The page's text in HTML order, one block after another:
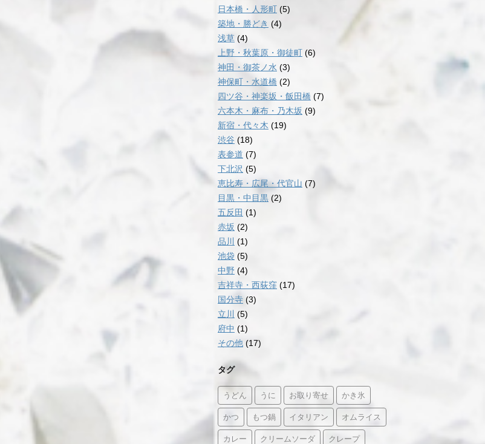
日本橋・人形町 (5)
築地・勝どき (4)
浅草 (4)
上野・秋葉原・御徒町 (6)
神田・御茶ノ水 (3)
神保町・水道橋 (2)
四ツ谷・神楽坂・飯田橋 (7)
六本木・麻布・乃木坂 (9)
新宿・代々木 (19)
渋谷 (18)
表参道 (7)
下北沢 (5)
恵比寿・広尾・代官山 (7)
目黒・中目黒 (2)
五反田 (1)
赤坂 (2)
品川
(1)
池袋 (5)
中野 (4)
吉祥寺・西荻窪 (17)
国分寺 (3)
立川
(5)
府中 (1)
その他 (17)
タグ
うどん うに お取り寄せ かき氷
かつ もつ鍋 イタリアン オムライス
カレー クリームソーダ クレープ